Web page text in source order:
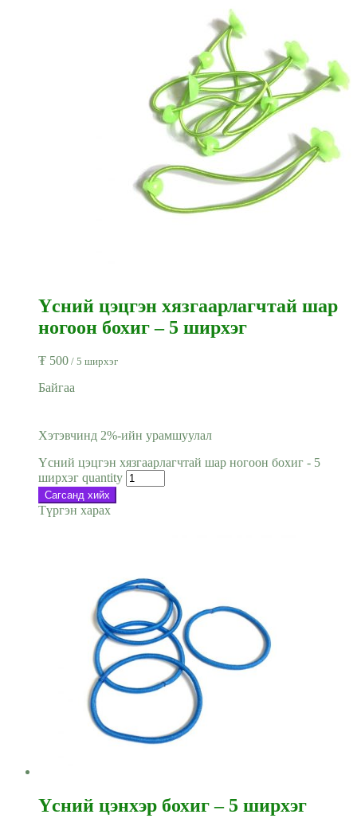
Үсний цэцгэн хязгаарлагчтай шар
ногоон бохиг – 5 ширхэг
₮ 500 / 5 ширхэг
Байгаа
Хэтэвчинд 2%-ийн урамшуулал
Үсний цэцгэн хязгаарлагчтай шар ногоон бохиг - 5
ширхэг quantity
Сагсанд хийх
Түргэн харах
Үсний цэнхэр бохиг – 5 ширхэг